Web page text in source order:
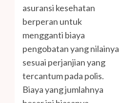
asuransi kesehatan
berperan untuk
mengganti biaya
pengobatan yang nilainya
sesuai perjanjian yang
tercantum pada polis.
Biaya yang jumlahnya